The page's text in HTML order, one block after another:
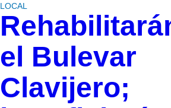
LOCAL
el Bulevar
Clavijero;